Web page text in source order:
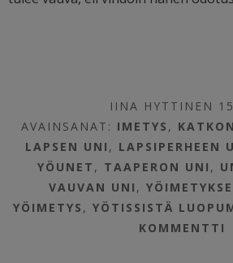
IINA HYTTINEN
AVAINSANAT: IMETYS ,
LAPSEN UNI , LAPSIPERHEEN
YÖUNET , TAAPERON UNI ,
VAUVAN UNI ,
YÖIMETYS ,YÖTISSISTÄ
KOMMENTTI